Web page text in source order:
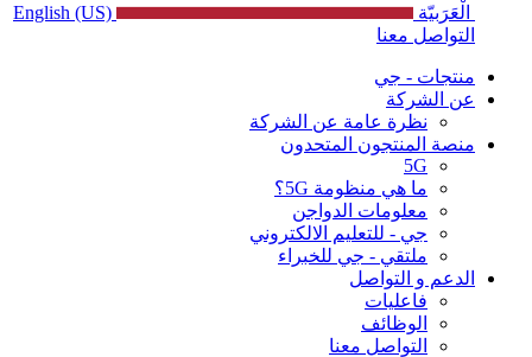
الْعَرَبيّة
English (US)
التواصل معنا
منتجات - جي
عن الشركة
نظرة عامة عن الشركة
منصة المنتجون المتحدون
5G
ما هي منظومة 5G؟
معلومات الدواجن
جي - للتعليم الالكتروني
ملتقي - جي للخبراء
الدعم و التواصل
فاعليات
الوظائف
التواصل معنا